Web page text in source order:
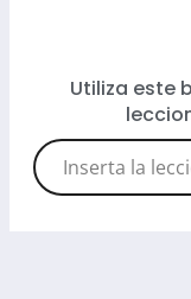
Utiliza este